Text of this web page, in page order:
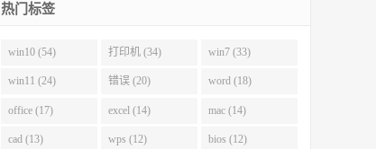
热门标签
win10 (54) 打印机 (34) win7 (33)
win11 (24) 错误 (20) word (18)
office (17) excel (14) mac (14)
cad (13) wps (12) bios (12)